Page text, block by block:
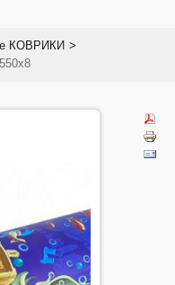
КОВРИКИ >